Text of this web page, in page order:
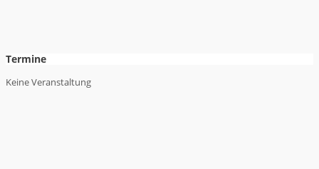
Termine
Keine Veranstaltung